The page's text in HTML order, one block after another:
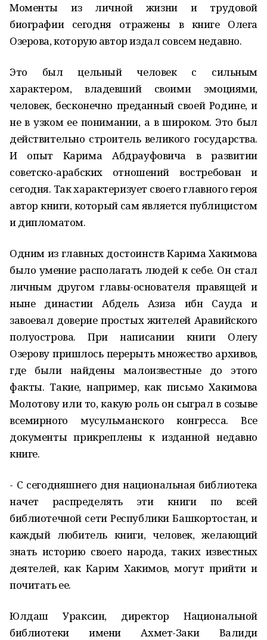
Моменты из личной жизни и трудовой
биографии сегодня отражены в книге Олега
Озерова, которую автор издал совсем недавно.
Это был цельный человек с сильным
характером, владевший своими эмоциями,
человек, бесконечно преданный своей Родине, и
не в узком ее понимании, а в широком. Это был
действительно строитель великого государства.
И опыт Карима Абдрауфовича в развитии
советско-арабских отношений востребован и
сегодня. Так характеризует своего главного героя
автор книги, который сам является публицистом
и дипломатом.
Одним из главных достоинств Карима Хакимова
было умение располагать людей к себе. Он стал
личным другом главы-основателя правящей и
ныне династии Абдель Азиза ибн Сауда и
завоевал доверие простых жителей Аравийского
полуострова. При написании книги Олегу
Озерову пришлось перерыть множество архивов,
где были найдены малоизвестные до этого
факты. Такие, например, как письмо Хакимова
Молотову или то, какую роль он сыграл в созыве
всемирного мусульманского конгресса. Все
документы прикреплены к изданной недавно
книге.
- С сегодняшнего дня национальная библиотека
начет распределять эти книги по всей
библиотечной сети Республики Башкортостан, и
каждый любитель книги, человек, желающий
знать историю своего народа, таких известных
деятелей, как Карим Хакимов, могут прийти и
почитать ее.
Юлдаш Ураксин, директор Национальной
библиотеки имени Ахмет-Заки Валиди